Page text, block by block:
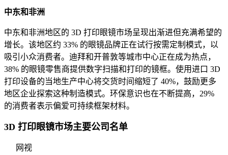
中东和非洲
中东和非洲地区的 3D 打印眼镜市场呈现出渐进但充满希望的
增长。该地区约 33% 的眼镜品牌正在试行按需定制模式，以
吸引小众消费者。迪拜和开普敦等城市中心正在成为热点，
38% 的眼镜零售商提供数字扫描和打印的镜框。使用进口 3D
打印设备的当地生产中心将交货时间缩短了 40%，鼓励更多
地区企业探索这种制造模式。环保意识也在不断提高，29%
的消费者表示偏爱可持续框架材料。
3D 打印眼镜市场主要公司名单
网视